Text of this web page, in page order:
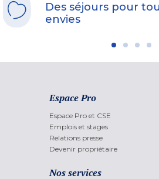
Des séjours pour
envies
Espace Pro
Espace Pro et CSE
Emplois et stages
Relations presse
Devenir propriétaire
Nos services